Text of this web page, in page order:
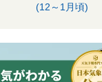
(12～1月頃)